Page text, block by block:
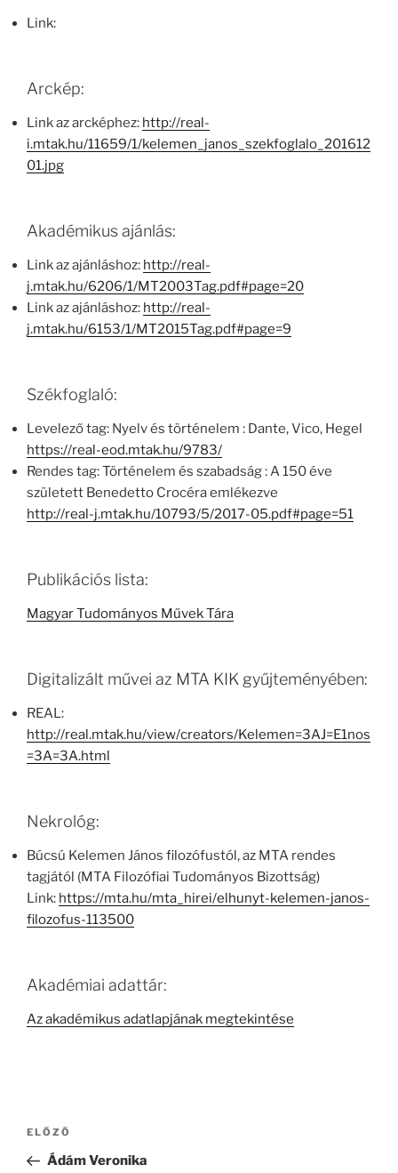
Link:
Arckép:
Link az arcképhez: http://real-
i.mtak.hu/11659/1/kelemen_janos_szekfoglalo_201612
01.jpg
Akadémikus ajánlás:
Link az ajánláshoz: http://real-
j.mtak.hu/6206/1/MT2003Tag.pdf#page=20
Link az ajánláshoz: http://real-
j.mtak.hu/6153/1/MT2015Tag.pdf#page=9
Székfoglaló:
Levelező tag: Nyelv és történelem : Dante, Vico, Hegel
https://real-eod.mtak.hu/9783/
Rendes tag: Történelem és szabadság : A 150 éve
született Benedetto Crocéra emlékezve
http://real-j.mtak.hu/10793/5/2017-05.pdf#page=51
Publikációs lista:
Magyar Tudományos Művek Tára
Digitalizált művei az MTA KIK gyűjteményében:
REAL:
http://real.mtak.hu/view/creators/Kelemen=3AJ=E1nos
=3A=3A.html
Nekrológ:
Búcsú Kelemen János filozófustól, az MTA rendes
tagjától (MTA Filozófiai Tudományos Bizottság)
Link: https://mta.hu/mta_hirei/elhunyt-kelemen-janos-
filozofus-113500
Akadémiai adattár:
Az akadémikus adatlapjának megtekintése
Bejegyzés
navigáció
Korábbi
bejegyzés
ELŐZŐ
Ádám Veronika